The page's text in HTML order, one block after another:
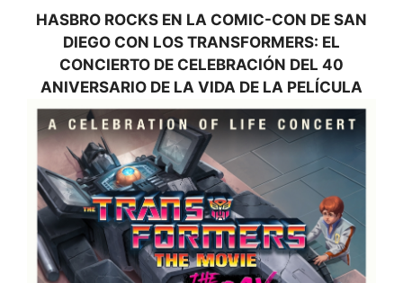
HASBRO ROCKS EN LA COMIC-CON DE SAN
DIEGO CON LOS TRANSFORMERS: EL
CONCIERTO DE CELEBRACIÓN DEL 40
ANIVERSARIO DE LA VIDA DE LA PELÍCULA